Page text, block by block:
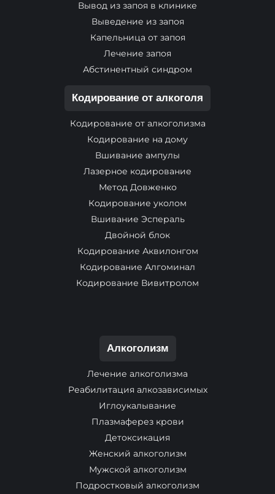
Вывод из запоя в клинике
Выведение из запоя
Капельница от запоя
Лечение запоя
Абстинентный синдром
Кодирование от алкоголя
Кодирование от алкоголизма
Кодирование на дому
Вшивание ампулы
Лазерное кодирование
Метод Довженко
Кодирование уколом
Вшивание Эспераль
Двойной блок
Кодирование Аквилонгом
Кодирование Алгоминал
Кодирование Вивитролом
Алкоголизм
Лечение алкоголизма
Реабилитация алкозависимых
Иглоукалывание
Плазмаферез крови
Детоксикация
Женский алкоголизм
Мужской алкоголизм
Подростковый алкоголизм